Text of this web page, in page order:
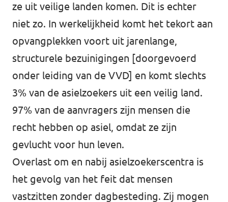
ze uit veilige landen komen. Dit is echter
niet zo. In werkelijkheid komt het tekort aan
opvangplekken voort uit jarenlange,
structurele bezuinigingen [doorgevoerd
onder leiding van de VVD] en komt slechts
3% van de asielzoekers uit een veilig land.
97% van de aanvragers zijn mensen die
recht hebben op asiel, omdat ze zijn
gevlucht voor hun leven.
Overlast om en nabij asielzoekerscentra is
het gevolg van het feit dat mensen
vastzitten zonder dagbesteding. Zij mogen